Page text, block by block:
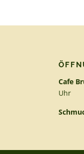
Cafe
Uhr